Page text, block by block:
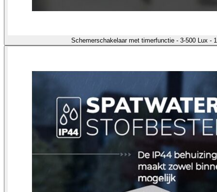
Schemerschakelaar met timerfunctie - 3-500 Lux -